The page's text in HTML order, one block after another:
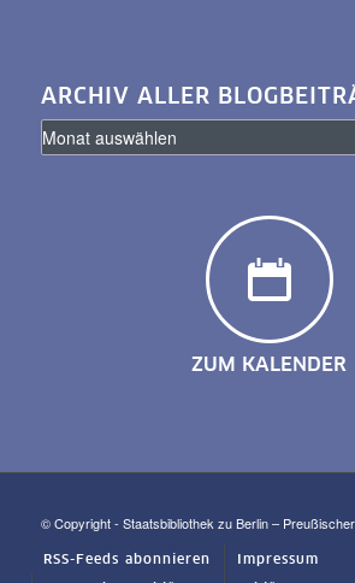
ARCHIV ALLER
ZUM KALENDER
© Copyright - Staatsbibliothek zu Berlin –
RSS-Feeds abonnieren Impressum